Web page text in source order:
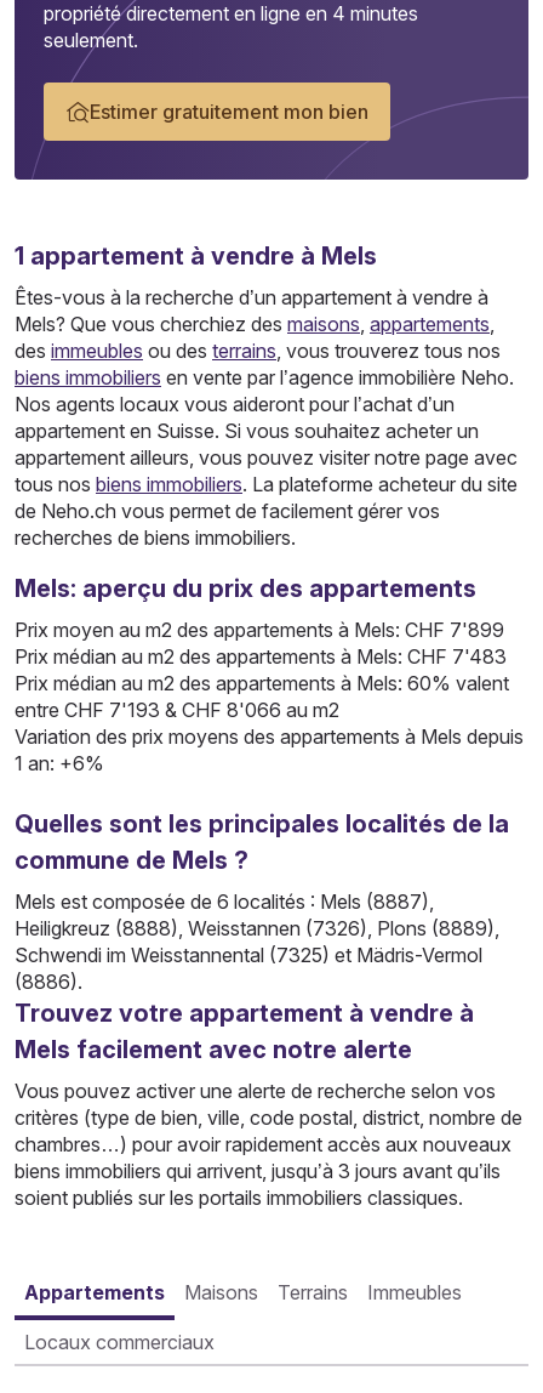
propriété directement en ligne en 4 minutes
seulement.
Estimer gratuitement mon bien
1 appartement à vendre à Mels
Êtes-vous à la recherche d’un appartement à vendre à
Mels? Que vous cherchiez des maisons, appartements,
des immeubles ou des terrains, vous trouverez tous nos
biens immobiliers en vente par l’agence immobilière Neho.
Nos agents locaux vous aideront pour l’achat d’un
appartement en Suisse. Si vous souhaitez acheter un
appartement ailleurs, vous pouvez visiter notre page avec
tous nos biens immobiliers. La plateforme acheteur du site
de Neho.ch vous permet de facilement gérer vos
recherches de biens immobiliers.
Mels: aperçu du prix des appartements
Prix moyen au m2 des appartements à Mels: CHF 7'899
Prix médian au m2 des appartements à Mels: CHF 7'483
Prix médian au m2 des appartements à Mels: 60% valent
entre CHF 7'193 & CHF 8'066 au m2
Variation des prix moyens des appartements à Mels depuis
1 an: +6%
Quelles sont les principales localités de la
commune de Mels ?
Mels est composée de 6 localités : Mels (8887),
Heiligkreuz (8888), Weisstannen (7326), Plons (8889),
Schwendi im Weisstannental (7325) et Mädris-Vermol
(8886).
Trouvez votre appartement à vendre à
Mels facilement avec notre alerte
Vous pouvez activer une alerte de recherche selon vos
critères (type de bien, ville, code postal, district, nombre de
chambres…) pour avoir rapidement accès aux nouveaux
biens immobiliers qui arrivent, jusqu’à 3 jours avant qu’ils
soient publiés sur les portails immobiliers classiques.
Appartements Maisons Terrains Immeubles
Locaux commerciaux